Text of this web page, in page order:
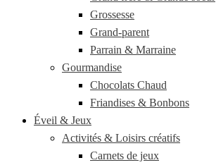
Grossesse
Grand-parent
Parrain & Marraine
Gourmandise
Chocolats Chaud
Friandises & Bonbons
Éveil & Jeux
Activités & Loisirs créatifs
Carnets de jeux